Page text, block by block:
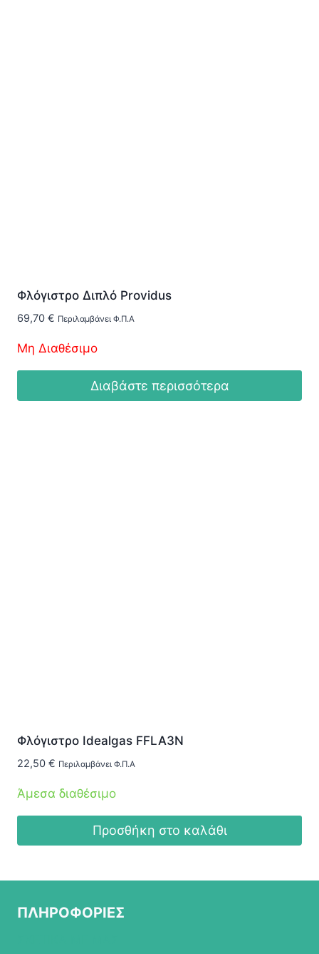
Φλόγιστρο Διπλό Providus
69,70 € Περιλαμβάνει Φ.Π.Α
Μη Διαθέσιμο
Διαβάστε περισσότερα
Φλόγιστρο Idealgas FFLA3N
22,50 € Περιλαμβάνει Φ.Π.Α
Άμεσα διαθέσιμο
Προσθήκη στο καλάθι
ΠΛΗΡΟΦΟΡΙΕΣ